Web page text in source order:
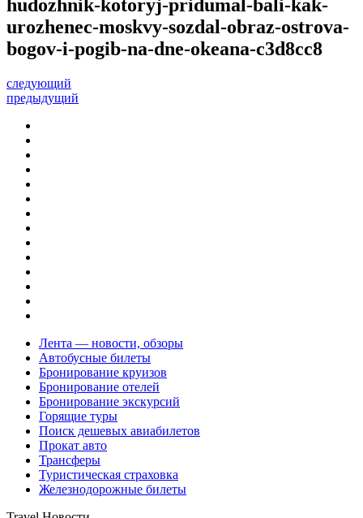
hudozhnik-kotoryj-pridumal-bali-kak-
urozhenec-moskvy-sozdal-obraz-ostrova-
bogov-i-pogib-na-dne-okeana-c3d8cc8
следующий
предыдущий
Лента — новости, обзоры
Автобусные билеты
Бронирование круизов
Бронирование отелей
Бронирование экскурсий
Горящие туры
Поиск дешевых авиабилетов
Прокат авто
Трансферы
Туристическая страховка
Железнодорожные билеты